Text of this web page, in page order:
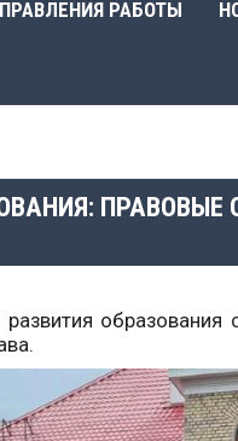
РАБОТЫ
ПРАВОВЫЕ
образования